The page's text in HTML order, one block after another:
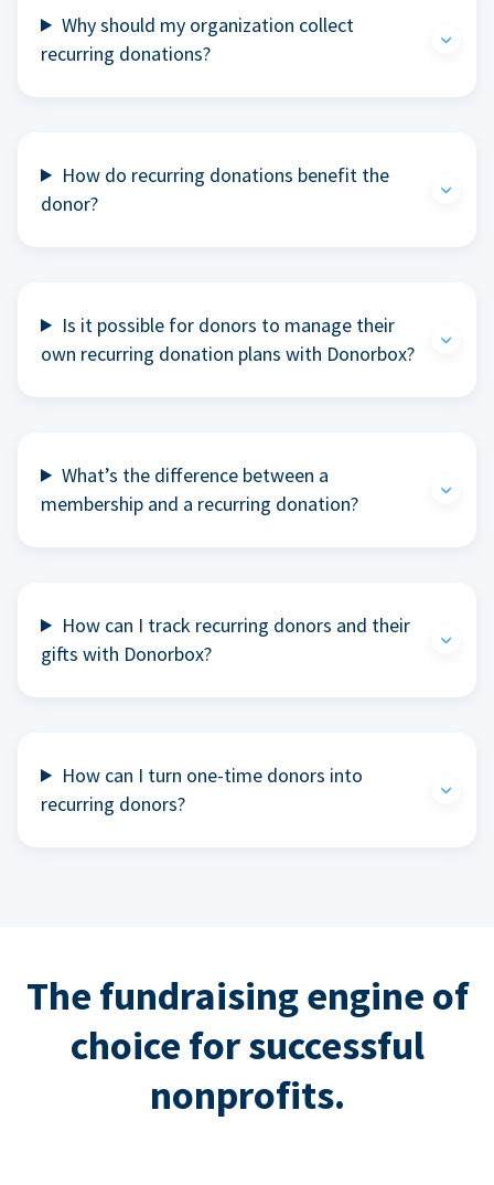
Why should my organization collect
recurring donations?
How do recurring donations benefit the
donor?
Is it possible for donors to manage their
own recurring donation plans with Donorbox?
What’s the difference between a
membership and a recurring donation?
How can I track recurring donors and their
gifts with Donorbox?
How can I turn one-time donors into
recurring donors?
The fundraising engine of
choice for successful
nonprofits.